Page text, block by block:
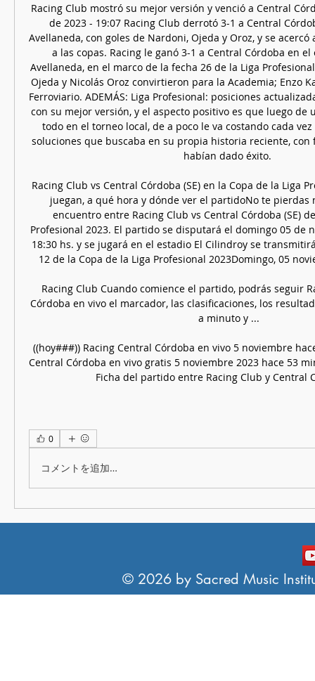
Racing Club mostró su mejor versión y venció a Central
de 2023 - 19:07 Racing Club derrotó 3-1 a Central
Avellaneda, con goles de Nardoni, Ojeda y Oroz, y se
a las copas. Racing le ganó 3-1 a Central Córdoba en
Avellaneda, en el marco de la fecha 26 de la Liga
Ojeda y Nicolás Oroz convirtieron para la Academia; Enzo
Ferroviario. ADEMÁS: Liga Profesional: posiciones
con su mejor versión, y el aspecto positivo es que luego de
todo en el torneo local, de a poco le va costando cada
soluciones que buscaba en su propia historia reciente, con
habían dado éxito.
Racing Club vs Central Córdoba (SE) en la Copa de la Liga
juegan, a qué hora y dónde ver el partidoNo te
encuentro entre Racing Club vs Central Córdoba (SE)
Profesional 2023. El partido se disputará el domingo 05 de
18:30 hs. y se jugará en el estadio El Cilindroy se
12 de la Copa de la Liga Profesional 2023Domingo, 05
Racing Club Cuando comience el partido, podrás seguir
Córdoba en vivo el marcador, las clasificaciones, los
a minuto y ...
((hoy###)) Racing Central Córdoba en vivo 5 noviembre
Central Córdoba en vivo gratis 5 noviembre 2023 hace 53
Ficha del partido entre Racing Club y Central
0
コメントを追加…
© 2026 by Sacred Music